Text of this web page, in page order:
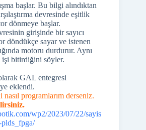
başlar. Bu bilgi alındıktan
devresinde eşitlik
dönmeye başlar.
girişinde bir sayıcı
döndükçe sayar ve istenen
motoru durdurur. Aynı
işi bitirdiğini söyler.
GAL entegresi
eklendi.
programlarım derseniz.
wp2/2023/07/22/sayis